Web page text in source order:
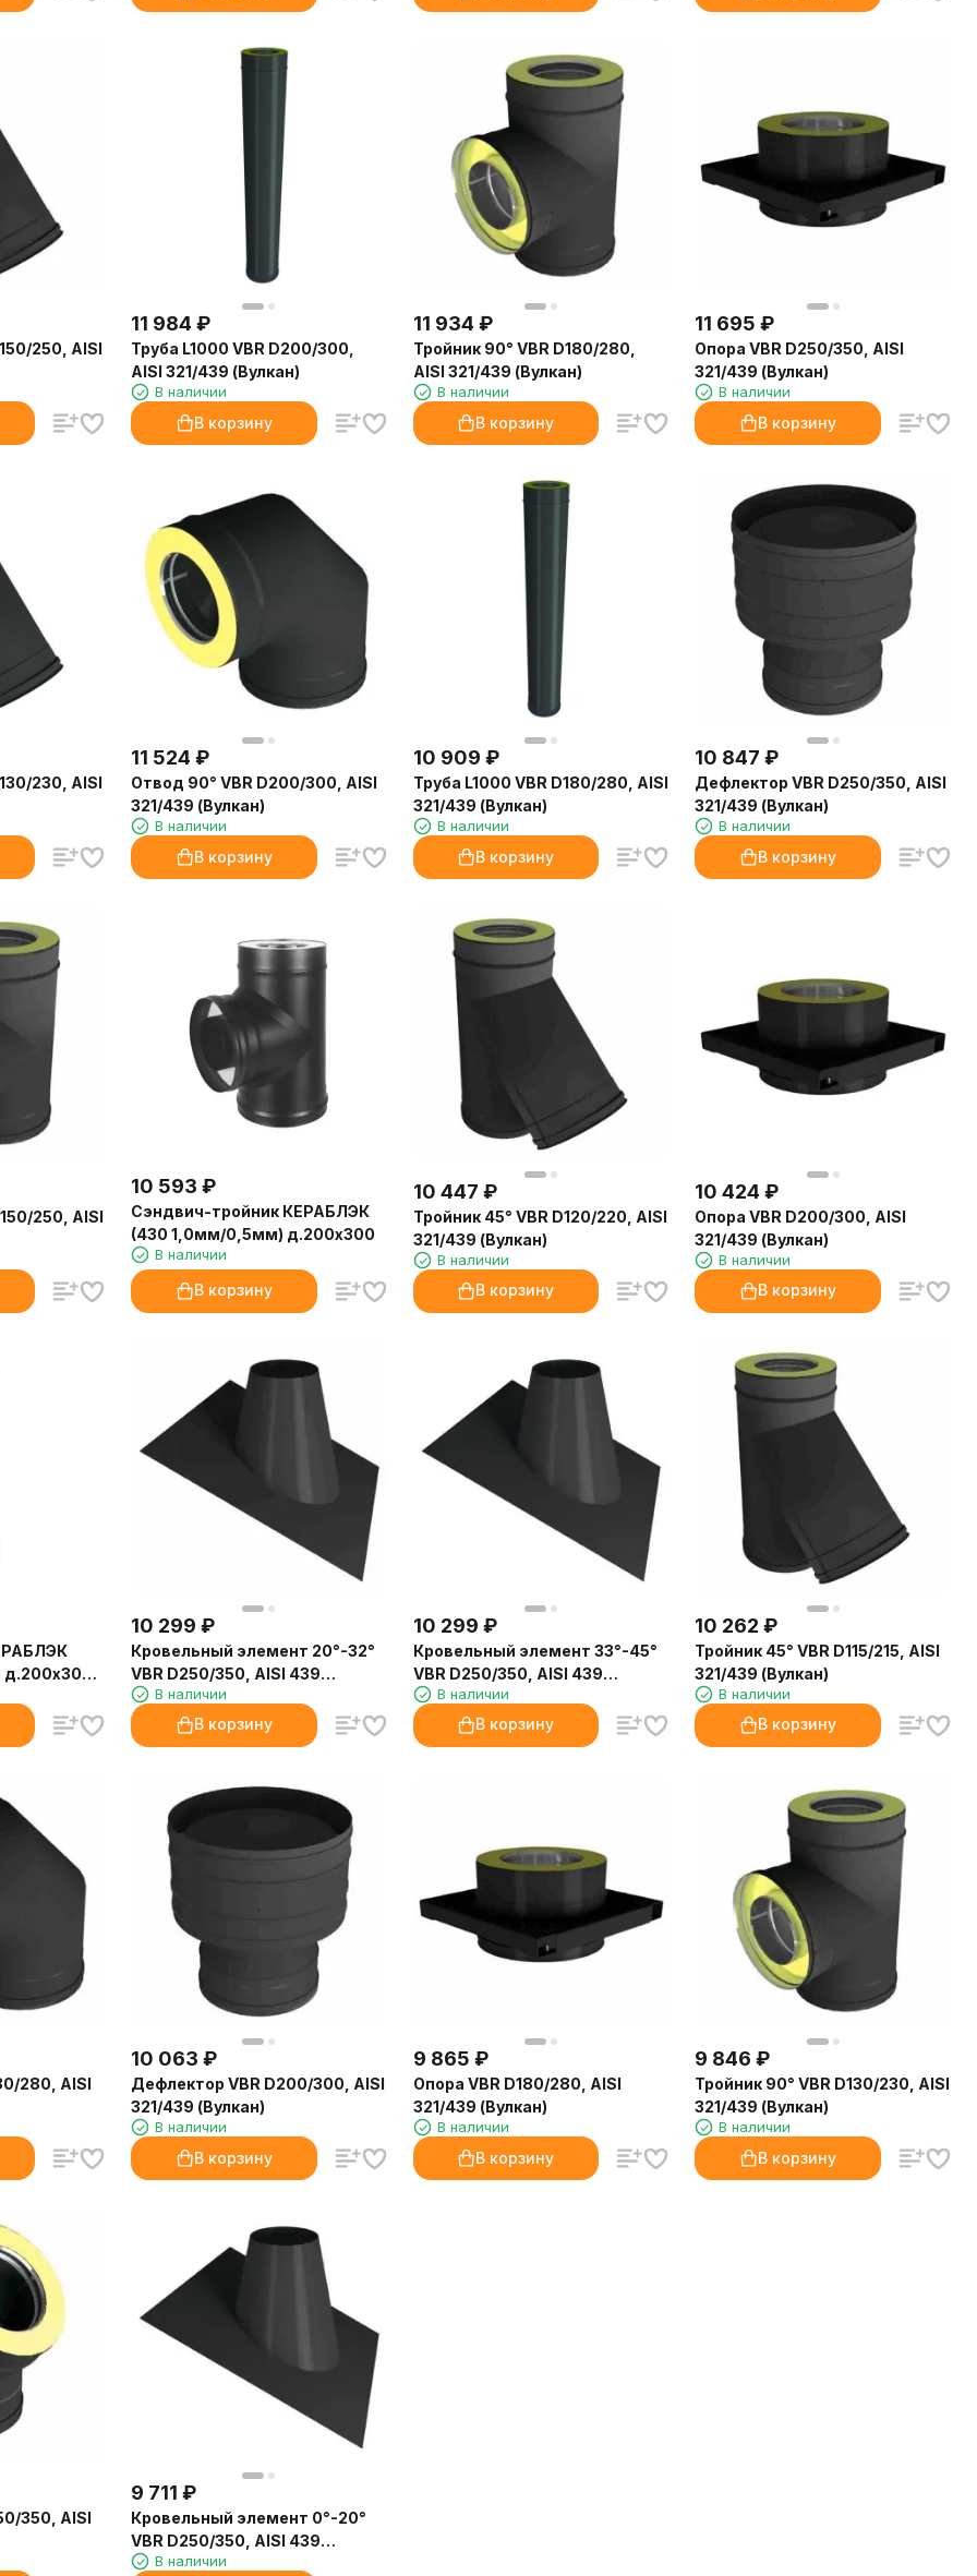
250, AISI
11 984 ₽
Труба L1000 VBR D200/300,
AISI 321/439 (Вулкан)
В наличии
В корзину
11 934 ₽
Тройник 90° VBR D180/280,
AISI 321/439 (Вулкан)
В наличии
В корзину
11 695 ₽
Опора VBR D250/350, AISI
321/439 (Вулкан)
В наличии
В корзину
230, AISI
11 524 ₽
Отвод 90° VBR D200/300, AISI
321/439 (Вулкан)
В наличии
В корзину
10 909 ₽
Труба L1000 VBR D180/280, AISI
321/439 (Вулкан)
В наличии
В корзину
10 847 ₽
Дефлектор VBR D250/350, AISI
321/439 (Вулкан)
В наличии
В корзину
250, AISI
10 593 ₽
Сэндвич-тройник КЕРАБЛЭК
(430 1,0мм/0,5мм) д.200х300
В наличии
В корзину
10 447 ₽
Тройник 45° VBR D120/220, AISI
321/439 (Вулкан)
В наличии
В корзину
10 424 ₽
Опора VBR D200/300, AISI
321/439 (Вулкан)
В наличии
В корзину
10 299 ₽
Кровельный элемент 20°-32°
VBR D250/350, AISI 439
(Вулкан)
В наличии
В корзину
10 299 ₽
Кровельный элемент 33°-45°
VBR D250/350, AISI 439
(Вулкан)
В наличии
В корзину
10 262 ₽
Тройник 45° VBR D115/215, AISI
321/439 (Вулкан)
В наличии
В корзину
280, AISI
10 063 ₽
Дефлектор VBR D200/300, AISI
321/439 (Вулкан)
В наличии
В корзину
9 865 ₽
Опора VBR D180/280, AISI
321/439 (Вулкан)
В наличии
В корзину
9 846 ₽
Тройник 90° VBR D130/230, AISI
321/439 (Вулкан)
В наличии
В корзину
350, AISI
9 711 ₽
Кровельный элемент 0°-20°
VBR D250/350, AISI 439
(Вулкан)
В наличии